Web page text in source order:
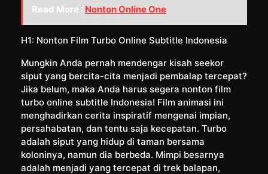
Read More : Nonton Online One
H1: Nonton Film Turbo Online Subtitle Indonesia
Mungkin Anda pernah mendengar kisah seekor
siput yang bercita-cita menjadi pembalap tercepat?
Jika belum, maka Anda harus segera nonton film
turbo online subtitle Indonesia! Film animasi ini
menghadirkan cerita inspiratif mengenai impian,
persahabatan, dan tentu saja kecepatan. Turbo
adalah siput yang hidup di taman bersama
koloninya, namun dia berbeda. Mimpi besarnya
adalah menjadi yang tercepat di trek balapan,